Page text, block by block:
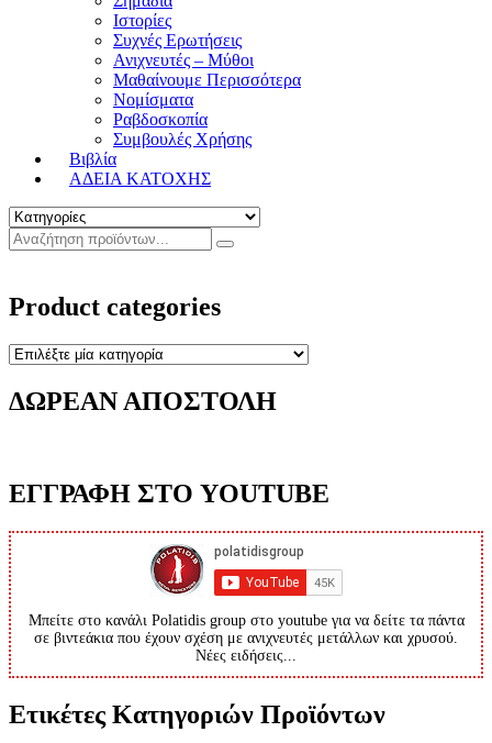
Ιστορίες
Συχνές Ερωτήσεις
Ανιχνευτές – Μύθοι
Μαθαίνουμε Περισσότερα
Νομίσματα
Ραβδοσκοπία
Συμβουλές Χρήσης
Βιβλία
ΑΔΕΙΑ ΚΑΤΟΧΗΣ
Product categories
ΔΩΡΕΑΝ ΑΠΟΣΤΟΛΗ
ΕΓΓΡΑΦΗ ΣΤΟ YOUTUBE
Μπείτε στο κανάλι Polatidis group στο youtube για να δείτε τα πάντα
σε βιντεάκια που έχουν σχέση με ανιχνευτές μετάλλων και χρυσού.
Νέες ειδήσεις...
Ετικέτες Κατηγοριών Προϊόντων